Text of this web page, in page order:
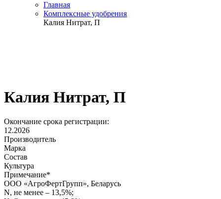
Главная
Комплексные удобрения
Калия Нитрат, П
Калия Нитрат, П
Окончание срока регистрации:
12.2026
Производитель
Марка
Состав
Культура
Примечание*
ООО «АгроФертГрупп», Беларусь
N, не менее – 13,5%;